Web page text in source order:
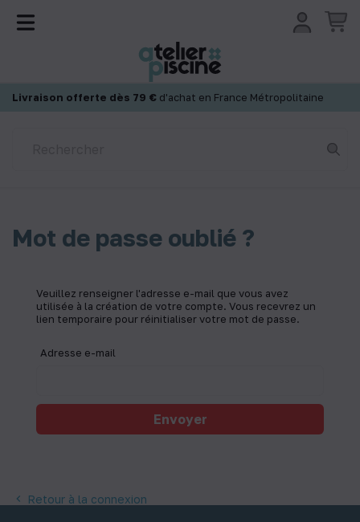
Livraison offerte dès 79 € d'achat en France Métropolitaine
Mot de passe oublié ?
Veuillez renseigner l'adresse e-mail que vous avez
utilisée à la création de votre compte. Vous recevrez un
lien temporaire pour réinitialiser votre mot de passe.
Adresse e-mail
Envoyer
 Retour à la connexion